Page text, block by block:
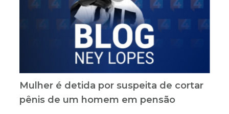
Mulher é detida por suspeita de cortar
pênis de um homem em pensão